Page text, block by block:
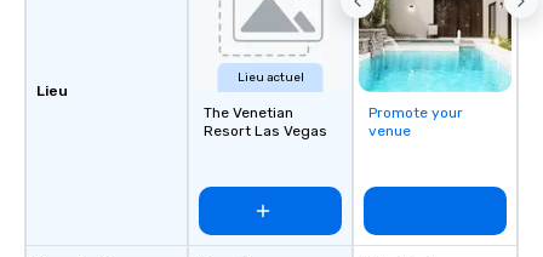
Lieu
Lieu actuel
The Venetian
Resort Las Vegas
Promote your
venue